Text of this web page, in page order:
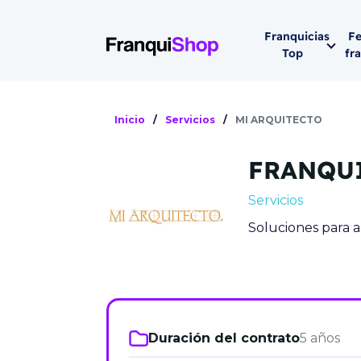
Franquicias
Top
Hostelería
Estética y
08-
IFEMA -
España)
Lleva tu
Inicio / Servicios / MI ARQUITECTO
Servicios
Soluciones para
Duración del contrato5 años